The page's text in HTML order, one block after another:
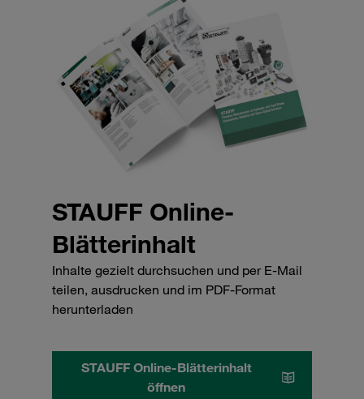
STAUFF Online-
Blätterinhalt
Inhalte gezielt durchsuchen und per E-Mail
teilen, ausdrucken und im PDF-Format
herunterladen
STAUFF Online-Blätterinhalt
öffnen